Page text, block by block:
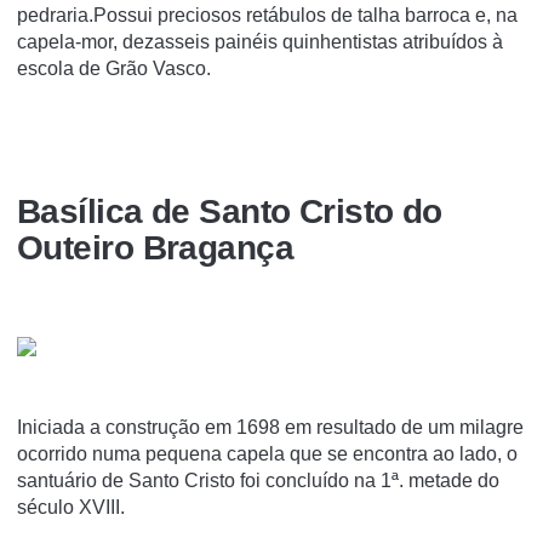
pedraria.Possui preciosos retábulos de talha barroca e, na
capela-mor, dezasseis painéis quinhentistas atribuídos à
escola de Grão Vasco.
Basí­lica de Santo Cristo do
Outeiro Bragança
Iniciada a construção em 1698 em resultado de um milagre
ocorrido numa pequena capela que se encontra ao lado, o
santuário de Santo Cristo foi concluído na 1ª. metade do
século XVIII.